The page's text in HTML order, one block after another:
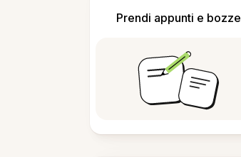
Prendi appunti e bozze